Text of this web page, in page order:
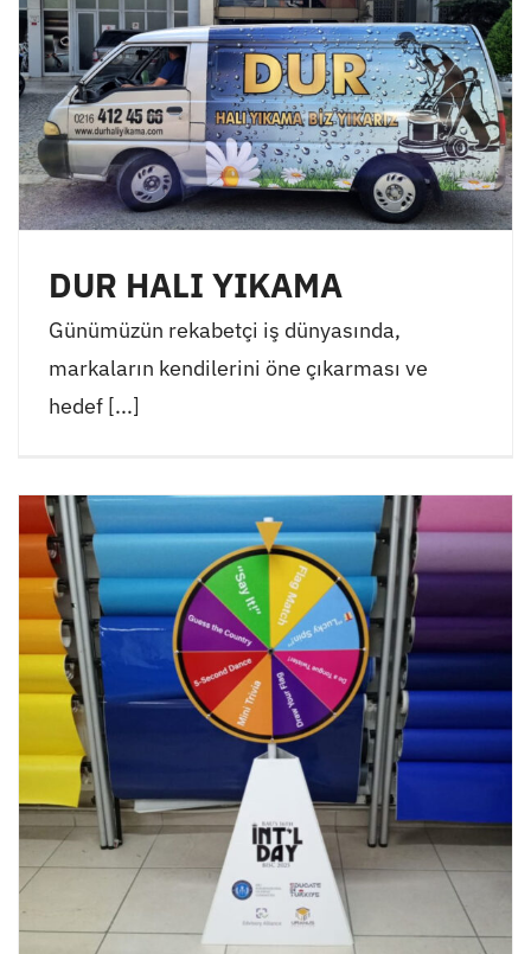
DUR HALI YIKAMA
Günümüzün rekabetçi iş dünyasında,
markaların kendilerini öne çıkarması ve
hedef [...]